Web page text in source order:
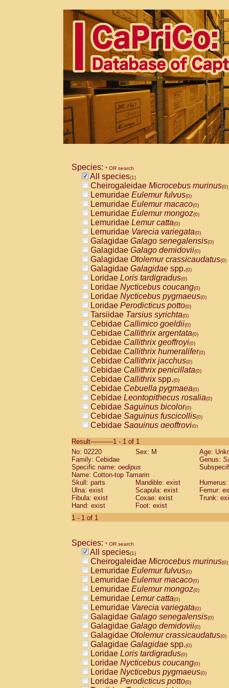
Species: * OR search
All species(1)
Cheirogaleidae Microcebus murinus(0)
Lemuridae Eulemur fulvus(0)
Lemuridae Eulemur macaco(0)
Lemuridae Eulemur mongoz(0)
Lemuridae Lemur catta(0)
Lemuridae Varecia variegata(0)
Galagidae Galago senegalensis(0)
Galagidae Galago demidovii(0)
Galagidae Otolemur crassicaudatus(0)
Galagidae Galagidae spp.(0)
Loridae Loris tardigradus(0)
Loridae Nycticebus coucang(0)
Loridae Nycticebus pygmaeus(0)
Loridae Perodicticus potto(0)
Tarsiidae Tarsius syrichta(0)
Cebidae Callimico goeldii(0)
Cebidae Callithrix argentata(0)
Cebidae Callithrix geoffroyi(0)
Cebidae Callithrix humeralifer(0)
Cebidae Callithrix jacchus(0)
Cebidae Callithrix penicillata(0)
Cebidae Callithrixspp.(0)
Cebidae Cebuella pygmaea(0)
Cebidae Leontopithecus rosalia(0)
Cebidae Saguinus bicolor(0)
Cebidae Saguinus fuscicollis(0)
Cebidae Saguinus geoffroyi(0)
CebidaeSaguinus labiatus(0)
Cebidae Saguinus leucopus (0)
Cebidae
CebidaeSaguinus mystax
Cebidae Saguinus nigricollis (0)
Cebidae Saguinus oedipus
Cebidae Saguinus weddelli
Cebidae Saguinusspp.
Cebidae
CebidaeCebus capucinus
CebidaeCebus nigrivittatus
CebidaeCebus spp.(0)
CebidaeSaimiri boliviensis(0)
CebidaeSaimiri sciureus(0)
AtelidaeAlouatta caraya(0)
AtelidaeAlouatta fusca(0)
AtelidaeAlouatta seniculus(0)
AtelidaeAlouattaspp.(0)
AtelidaeAteles belzebuth(0)
AtelidaeAteles geoffroyi(0)
AtelidaeAteles paniscus(0)
AtelidaeAtelesspp.(0)
AtelidaeLagothrix lagothricha(0)
AtelidaeLagothrix lagothricha cana
PitheciidaeCacajao calvus
Result-----------1 - 1 of 1
No: 02220
Sex: M
Age:
Family: Cebidae
Genus:
Specific name: oedipus
Name: Cotton-top Tamarin
Skull: parts
Mandible: exist
Ulna: exist
Scapula: exist
Femur:
Fibula: exist
Coxae: exist
Trunk:
Hand: exist
Foot: exist
1 - 1 of 1
Species: * OR search
All species(1)
Cheirogaleidae Microcebus murinus(0)
Lemuridae Eulemur fulvus(0)
Lemuridae Eulemur macaco(0)
Lemuridae Eulemur mongoz(0)
Lemuridae Lemur catta(0)
Lemuridae Varecia variegata(0)
Galagidae Galago senegalensis(0)
Galagidae Galago demidovii(0)
Galagidae Otolemur crassicaudatus(0)
Galagidae Galagidae spp.(0)
Loridae Loris tardigradus(0)
Loridae Nycticebus coucang(0)
Loridae Nycticebus pygmaeus(0)
Loridae Perodicticus potto(0)